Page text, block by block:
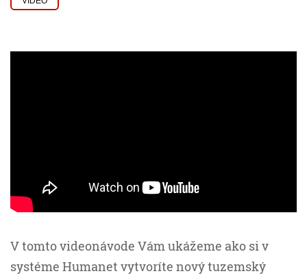
V tomto videonávode Vám ukážeme ako si v
systéme Humanet vytvoríte nový tuzemský